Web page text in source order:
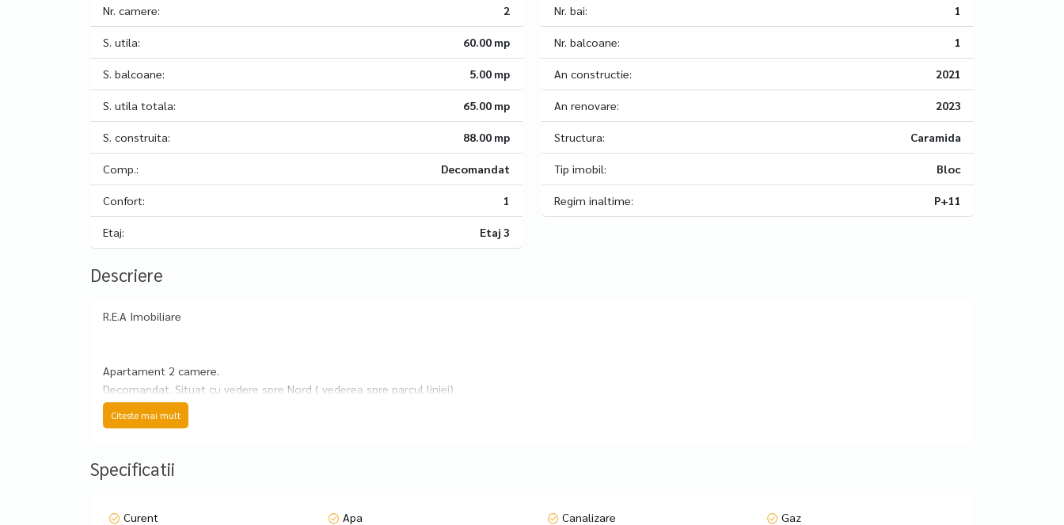
Nr. camere: 2
S. utila: 60.00 mp
S. balcoane: 5.00 mp
S. utila totala: 65.00 mp
S. construita: 88.00 mp
Comp.: Decomandat
Confort: 1
Etaj: Etaj 3
Nr. bai: 1
Nr. balcoane: 1
An constructie: 2021
An renovare: 2023
Structura: Caramida
Tip imobil: Bloc
Regim inaltime: P+11
Descriere
R.E.A Imobiliare
Apartament 2 camere.
Decomandat. Situat cu vedere spre Nord ( vederea spre parcul liniei)
Mobilat și utilat.
Recent renovat.
Pentru mai multe detalii și vizionari ne puteți contacta specificând codul P11715
Citeste mai mult
Specificatii
Curent Apa Canalizare
Gaz